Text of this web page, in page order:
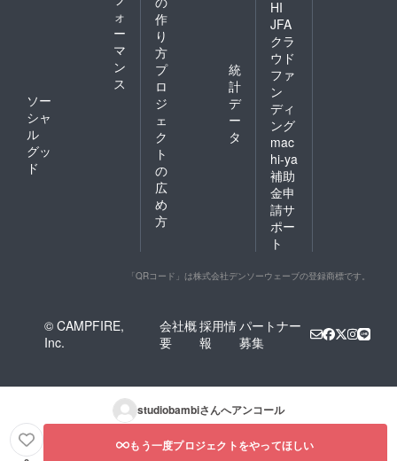
ォ
ー
マ
ン
ス
ソー
シャ
ル
グッ
ド
作
り
方
プ
ロ
ジ
ェ
ク
ト
の
広
め
方
統
計
デ
ー
タ
HI
JFA
クラ
ウド
ファ
ン
ディ
ング
mac
hi-ya
補助
金申
請サ
ポー
ト
「QRコード」は株式会社デンソーウェーブの登録商標です。
© CAMPFIRE,
Inc.
会社概
要
採用情
報
パートナー
募集
studiobambiさんへアンコール
もう一度プロジェクトをやってほしい